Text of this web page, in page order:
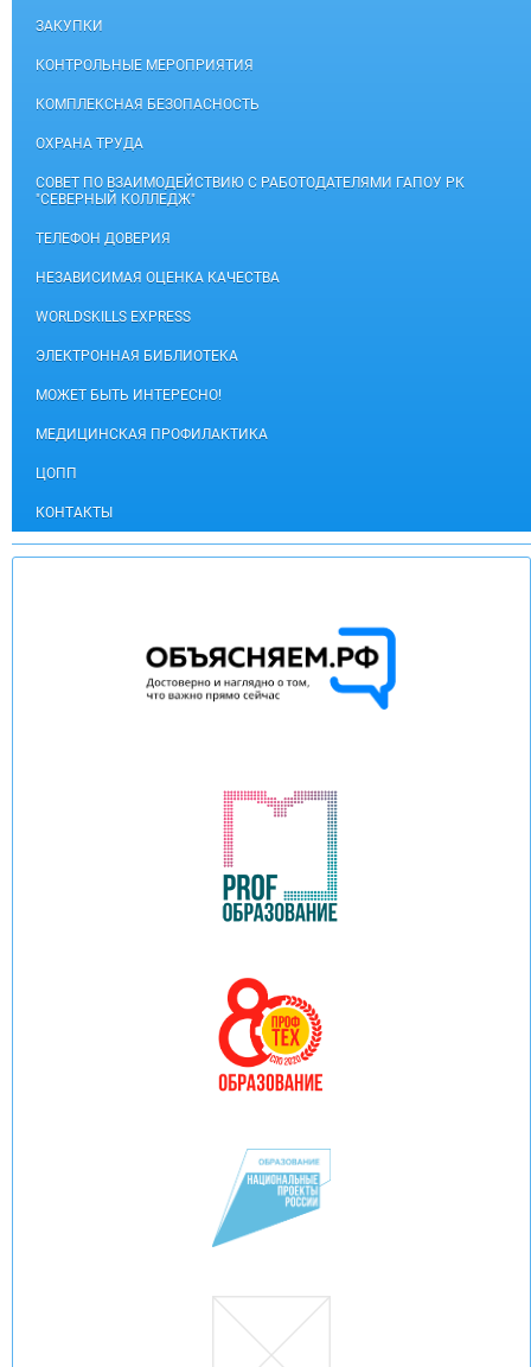
ЗАКУПКИ
КОНТРОЛЬНЫЕ МЕРОПРИЯТИЯ
КОМПЛЕКСНАЯ БЕЗОПАСНОСТЬ
ОХРАНА ТРУДА
СОВЕТ ПО ВЗАИМОДЕЙСТВИЮ С РАБОТОДАТЕЛЯМИ ГАПОУ РК
"СЕВЕРНЫЙ КОЛЛЕДЖ"
ТЕЛЕФОН ДОВЕРИЯ
НЕЗАВИСИМАЯ ОЦЕНКА КАЧЕСТВА
WORLDSKILLS EXPRESS
ЭЛЕКТРОННАЯ БИБЛИОТЕКА
МОЖЕТ БЫТЬ ИНТЕРЕСНО!
МЕДИЦИНСКАЯ ПРОФИЛАКТИКА
ЦОПП
КОНТАКТЫ